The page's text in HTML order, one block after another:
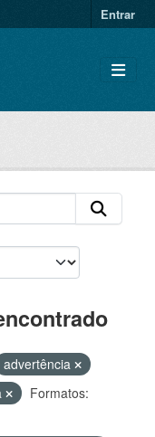
Entrar
advertência
Formatos: